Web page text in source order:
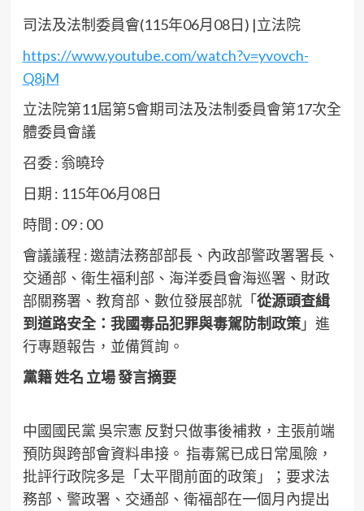
司法及法制委員會(115年06月08日) |立法院
https://www.youtube.com/watch?v=yvovch-
Q8jM
立法院第11屆第5會期司法及法制委員會第17次全
體委員會議
召委 : 翁曉玲
日期 : 115年06月08日
時間 : 09 : 00
會議議程 : 邀請法務部部長、內政部警政署署長、
交通部、衛生福利部、海洋委員會海巡署、財政
部關務署、教育部、數位發展部就「從源頭查緝
到道路安全：我國毒品犯罪與毒駕防制政策」進
行專題報告，並備質詢。
黨籍 姓名 立場 發言摘要
中國國民黨 吳宗憲 反對只做事後補救，主張前端
預防與跨部會資料串接。 指毒駕已成日常風險，
批評行政院多是「太平間前面的政策」；要求法
務部、警政署、交通部、衛福部在一個月內提出